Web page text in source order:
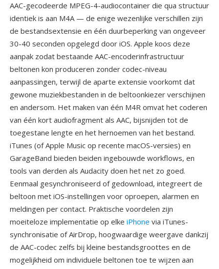
AAC-gecodeerde MPEG-4-audiocontainer die qua structuur
identiek is aan M4A — de enige wezenlijke verschillen zijn
de bestandsextensie en één duurbeperking van ongeveer
30-40 seconden opgelegd door iOS. Apple koos deze
aanpak zodat bestaande AAC-encoderinfrastructuur
beltonen kon produceren zonder codec-niveau
aanpassingen, terwijl de aparte extensie voorkomt dat
gewone muziekbestanden in de beltoonkiezer verschijnen
en andersom. Het maken van één M4R omvat het coderen
van één kort audiofragment als AAC, bijsnijden tot de
toegestane lengte en het hernoemen van het bestand.
iTunes (of Apple Music op recente macOS-versies) en
GarageBand bieden beiden ingebouwde workflows, en
tools van derden als Audacity doen het net zo goed.
Eenmaal gesynchroniseerd of gedownload, integreert de
beltoon met iOS-instellingen voor oproepen, alarmen en
meldingen per contact. Praktische voordelen zijn
moeiteloze implementatie op elke iPhone via iTunes-
synchronisatie of AirDrop, hoogwaardige weergave dankzij
de AAC-codec zelfs bij kleine bestandsgroottes en de
mogelijkheid om individuele beltonen toe te wijzen aan